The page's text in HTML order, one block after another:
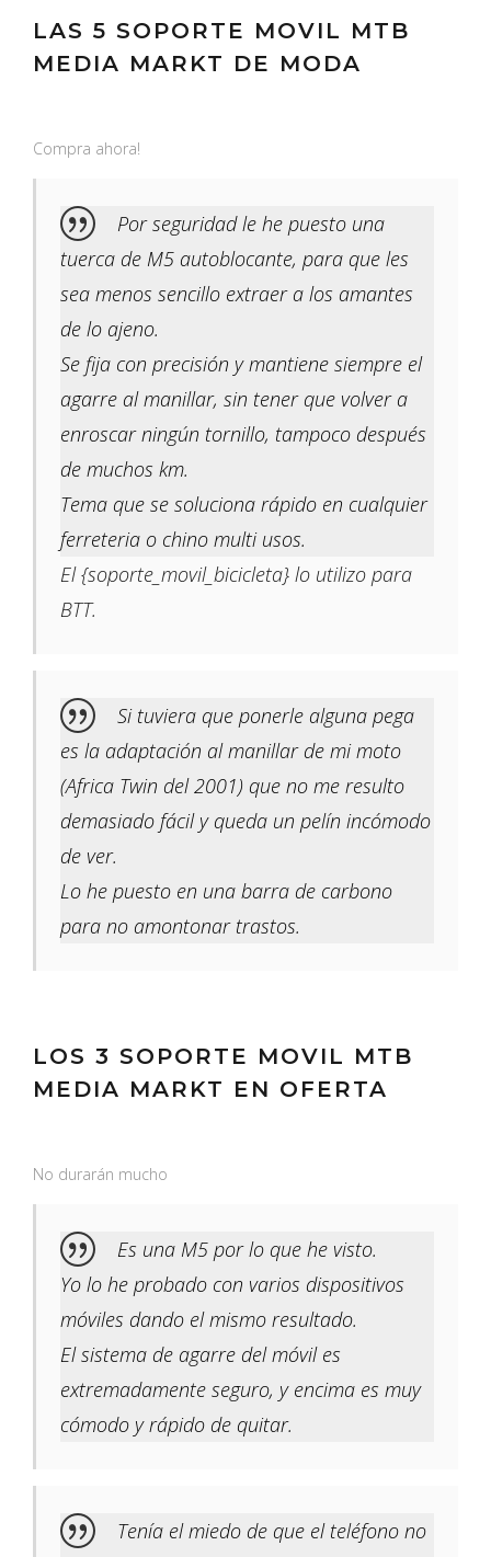
LAS 5 SOPORTE MOVIL MTB
MEDIA MARKT DE MODA
Compra ahora!
Por seguridad le he puesto una
tuerca de M5 autoblocante, para que les
sea menos sencillo extraer a los amantes
de lo ajeno.
Se fija con precisión y mantiene siempre el
agarre al manillar, sin tener que volver a
enroscar ningún tornillo, tampoco después
de muchos km.
Tema que se soluciona rápido en cualquier
ferreteria o chino multi usos.
El {soporte_movil_bicicleta} lo utilizo para
BTT.
Si tuviera que ponerle alguna pega
es la adaptación al manillar de mi moto
(Africa Twin del 2001) que no me resulto
demasiado fácil y queda un pelín incómodo
de ver.
Lo he puesto en una barra de carbono
para no amontonar trastos.
LOS 3 SOPORTE MOVIL MTB
MEDIA MARKT EN OFERTA
No durarán mucho
Es una M5 por lo que he visto.
Yo lo he probado con varios dispositivos
móviles dando el mismo resultado.
El sistema de agarre del móvil es
extremadamente seguro, y encima es muy
cómodo y rápido de quitar.
Tenía el miedo de que el teléfono no